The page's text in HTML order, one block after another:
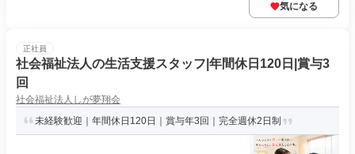
気になる
正社員
社会福祉法人の生活支援スタッフ|年間休日120日|賞与3
回
社会福祉法人しが夢翔会
未経験歓迎｜年間休日120日｜賞与年3回｜完全週休2日制